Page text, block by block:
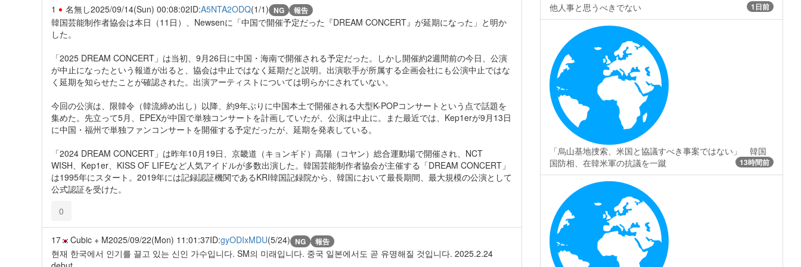
1 名無し2025/09/14(Sun) 00:08:02ID:A5NTA2ODQ(1/1) NG 報告
韓国芸能制作者協会は本日（11日）、Newsenに「中国で開催予定だった『DREAM CONCERT』が延期になった」と明か
した。
「2025 DREAM CONCERT」は当初、9月26日に中国・海南で開催される予定だった。しかし開催約2週間前の今日、公演
が中止になったという報道が出ると、協会は中止ではなく延期だと説明。出演歌手が所属する企画会社にも公演中止ではな
く延期を知らせたことが確認された。出演アーティストについては明らかにされていない。
今回の公演は、限韓令（韓流締め出し）以降、約9年ぶりに中国本土で開催される大型K-POPコンサートという点で話題を
集めた。先立って5月、EPEXが中国で単独コンサートを計画していたが、公演は中止に。また最近では、Kep1erが9月13日
に中国・福州で単独ファンコンサートを開催する予定だったが、延期を発表している。
「2024 DREAM CONCERT」は昨年10月19日、京畿道（キョンギド）高陽（コヤン）総合運動場で開催され、NCT
WISH、Kep1er、KISS OF LIFEなど人気アイドルが多数出演した。韓国芸能制作者協会が主催する「DREAM CONCERT」
は1995年にスタート。2019年には記録認証機関であるKRI韓国記録院から、韓国において最長期間、最大規模の公演として
公式認証を受けた。
0
17 Cubic + M2025/09/22(Mon) 11:01:37ID:gyODIxMDU(5/24) NG 報告
현재 한국에서 인기를 끌고 있는 신인 가수입니다. SM의 미래입니다. 중국 일본에서도 곧 유명해질 것입니다. 2025.2.24
他人事と思うべきでない
1日前
「烏山基地捜索、米国と協議すべき事案ではない」 韓国
国防相、在韓米軍の抗議を一蹴
13時間前